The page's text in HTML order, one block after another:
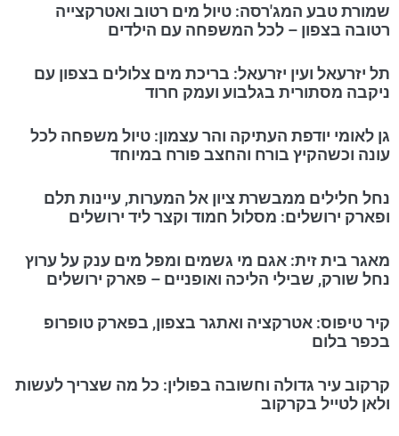
שמורת טבע המג'רסה: טיול מים רטוב ואטרקצייה
רטובה בצפון – לכל המשפחה עם הילדים
תל יזרעאל ועין יזרעאל: בריכת מים צלולים בצפון עם
ניקבה מסתורית בגלבוע ועמק חרוד
גן לאומי יודפת העתיקה והר עצמון: טיול משפחה לכל
עונה וכשהקיץ בורח והחצב פורח במיוחד
נחל חלילים ממבשרת ציון אל המערות, עיינות תלם
ופארק ירושלים: מסלול חמוד וקצר ליד ירושלים
מאגר בית זית: אגם מי גשמים ומפל מים ענק על ערוץ
נחל שורק, שבילי הליכה ואופניים – פארק ירושלים
קיר טיפוס: אטרקציה ואתגר בצפון, בפארק טופרופ
בכפר בלום
קרקוב עיר גדולה וחשובה בפולין: כל מה שצריך לעשות
ולאן לטייל בקרקוב